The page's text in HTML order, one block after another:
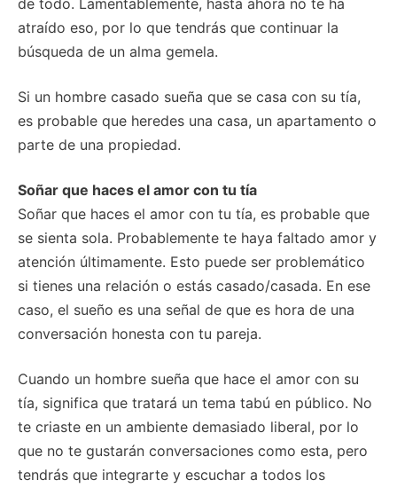
atraído eso, por lo que tendrás que continuar la
búsqueda de un alma gemela.
Si un hombre casado sueña que se casa con su tía,
es probable que heredes una casa, un apartamento o
parte de una propiedad.
Soñar que haces el amor con tu tía
Soñar que haces el amor con tu tía, es probable que
se sienta sola. Probablemente te haya faltado amor y
atención últimamente. Esto puede ser problemático
si tienes una relación o estás casado/casada. En ese
caso, el sueño es una señal de que es hora de una
conversación honesta con tu pareja.
Cuando un hombre sueña que hace el amor con su
tía, significa que tratará un tema tabú en público. No
te criaste en un ambiente demasiado liberal, por lo
que no te gustarán conversaciones como esta, pero
tendrás que integrarte y escuchar a todos los